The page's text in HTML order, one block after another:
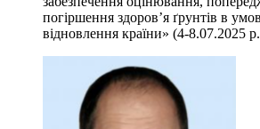
погіршення здоров’я ґрунтів в
відновлення країни» (4-8.07.2025